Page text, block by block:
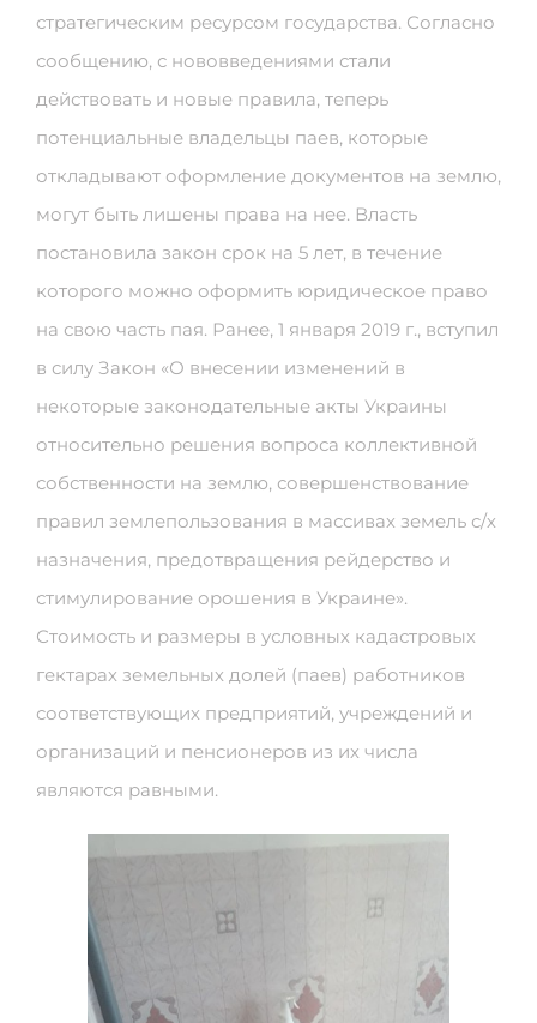
стратегическим ресурсом государства. Согласно
сообщению, с нововведениями стали
действовать и новые правила, теперь
потенциальные владельцы паев, которые
откладывают оформление документов на землю,
могут быть лишены права на нее. Власть
постановила закон срок на 5 лет, в течение
которого можно оформить юридическое право
на свою часть пая. Ранее, 1 января 2019 г., вступил
в силу Закон «О внесении изменений в
некоторые законодательные акты Украины
относительно решения вопроса коллективной
собственности на землю, совершенствование
правил землепользования в массивах земель с/х
назначения, предотвращения рейдерство и
стимулирование орошения в Украине».
Стоимость и размеры в условных кадастровых
гектарах земельных долей (паев) работников
соответствующих предприятий, учреждений и
организаций и пенсионеров из их числа
являются равными.